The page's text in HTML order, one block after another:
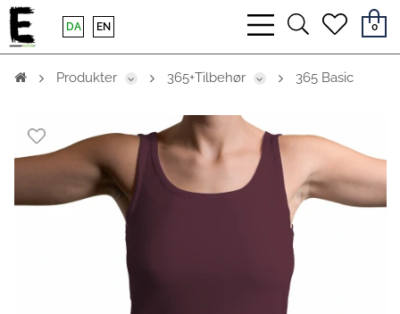
bars
light
searchheart
0
DA EN
Produkter 365+Tilbehør 365 Basic